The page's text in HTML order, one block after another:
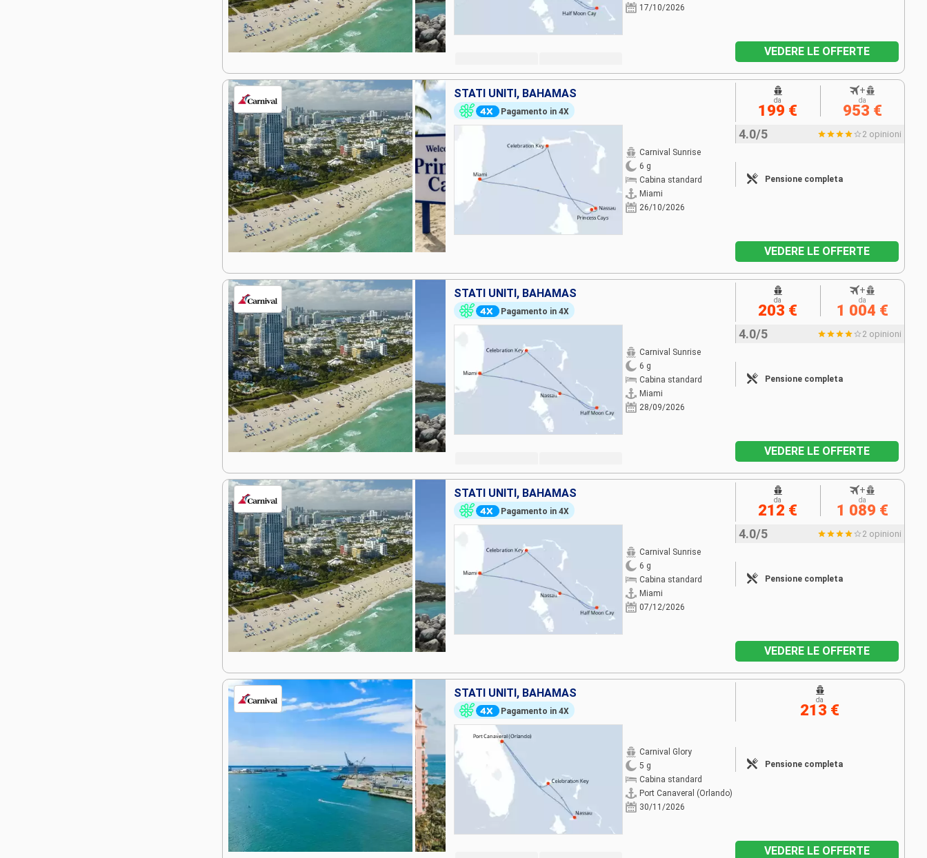
17/10/2026
VEDERE LE OFFERTE
STATI UNITI, BAHAMAS
Pagamento in 4X
Carnival Sunrise
6 g
Cabina standard
Miami
26/10/2026
4.0/5 2 opinioni
Pensione completa
da
199 €
+
da
953 €
VEDERE LE OFFERTE
STATI UNITI, BAHAMAS
Pagamento in 4X
Carnival Sunrise
6 g
Cabina standard
Miami
28/09/2026
4.0/5 2 opinioni
Pensione completa
da
203 €
+
da
1 004 €
VEDERE LE OFFERTE
STATI UNITI, BAHAMAS
Pagamento in 4X
Carnival Sunrise
6 g
Cabina standard
Miami
07/12/2026
4.0/5 2 opinioni
Pensione completa
da
212 €
+
da
1 089 €
VEDERE LE OFFERTE
STATI UNITI, BAHAMAS
Pagamento in 4X
Carnival Glory
5 g
Cabina standard
Port Canaveral (Orlando)
30/11/2026
Pensione completa
da
213 €
VEDERE LE OFFERTE